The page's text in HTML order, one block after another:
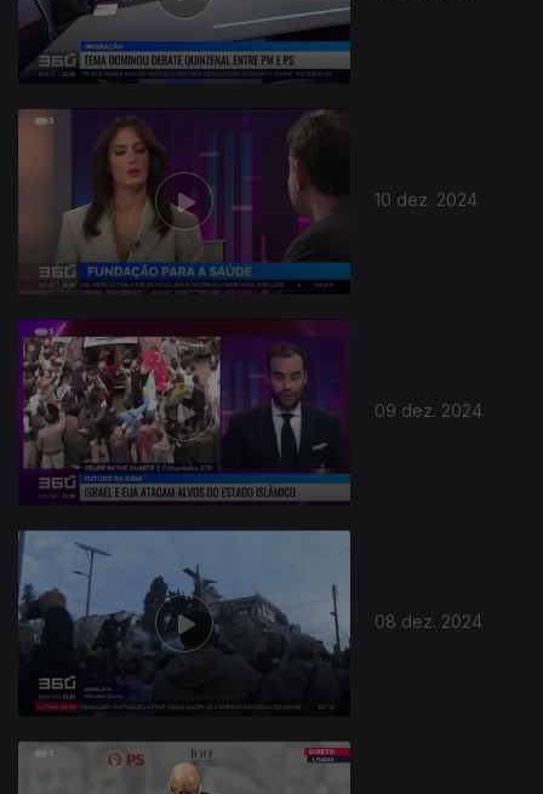
10 dez. 2024
09 dez. 2024
08 dez. 2024
814650